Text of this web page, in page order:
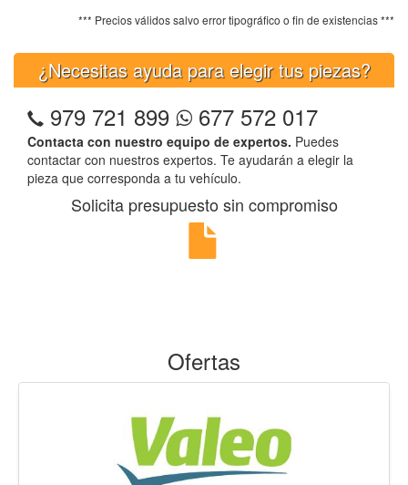
*** Precios válidos salvo error tipográfico o fin de existencias ***
¿Necesitas ayuda para elegir tus piezas?
979 721 899 677 572 017
Contacta con nuestro equipo de expertos. Puedes
contactar con nuestros expertos. Te ayudarán a elegir la
pieza que corresponda a tu vehículo.
Solicita presupuesto sin compromiso
Ofertas